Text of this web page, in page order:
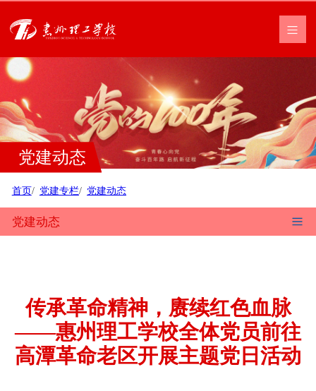
党建动态
首页 党建专栏 党建动态
党建动态
传承革命精神，赓续红色血脉
——惠州理工学校全体党员前往
高潭革命老区开展主题党日活动